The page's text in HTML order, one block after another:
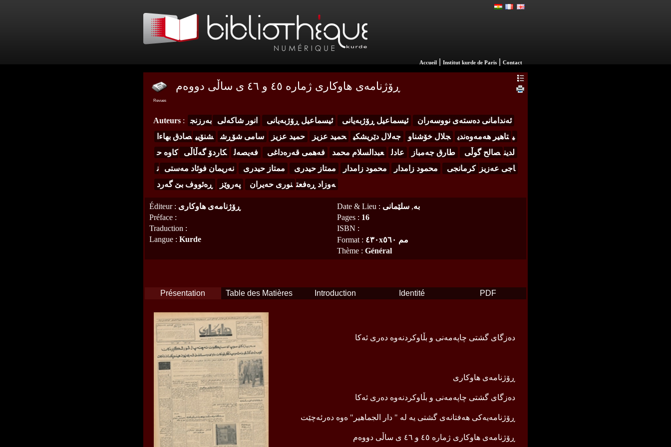
Accueil Institut kurde de Paris Contact
Revues
ڕۆژنامه‌ی هاوكاری ژماره‌ ٤٥ و ٤٦ ی ساڵی دووه‌م
Auteurs : ئه‌ندامانی ده‌سته‌ی نووسه‌ران ئیسماعیل ڕۆژبه‌یانی ئیسماعیل ڕۆژبه‌یانی انور شاكه‌لی
به‌رزنج
ی تاهیر هه‌مه‌وه‌ندی جلال خۆشناو جه‌لال دێریشكی حميد عزيز حميد عزيز سامی شۆڕش شنۆیی صادق بهاءا
لدین صالح گوڵی طارق جه‌مباز عادل عبدالسلام محمد فه‌همی قه‌ره‌داغی فه‌یصه‌ل كاردۆ گه‌ڵاڵی
كاوه‌ ح
اجی عه‌زیز
كرمانجی محمود زامدار محمود زامدار ممتاز حیدری ممتاز حیدری نه‌ریمان فوئاد مه‌ستی
ن
ه‌وزاد ڕه‌فعت نوری حه‌یران په‌روێز ڕه‌ئووف بێ گه‌رد
Éditeur: ڕۆژنامه‌ی هاوكاری Date & Lieu : به, سلێمانی
Préface : Pages : 16
Traduction : ISBN :
Langue : Kurde Format :
٤٣٠xمم ٥٦٠
Thème : Général
Présentation Table des Matières Introduction Identité PDF
ده‌زگای گشتی چاپه‌مه‌نی و بڵاوكردنه‌وه‌ ده‌ری ئه‌كا
ڕۆژنامه‌ی هاوكاری
ده‌زگای گشتی چاپه‌مه‌نی و بڵاوكردنه‌وه‌ ده‌ری ئه‌كا
ڕۆژنامه‌یه‌كی هه‌فتانه‌ی گشتی یه‌ له‌ " دار الجماهیر" ه‌وه‌ ده‌رئه‌چێت
ڕۆژنامه‌ی هاوكاری ژماره‌ ٤٥ و ٤٦ ی ساڵی دووه‌م